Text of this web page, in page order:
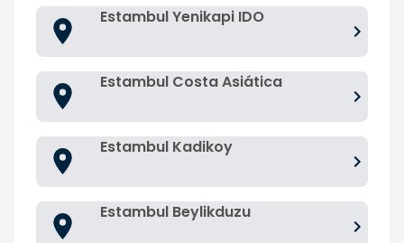
Estambul Yenikapi IDO
Estambul Costa Asiática
Estambul Kadikoy
Estambul Beylikduzu